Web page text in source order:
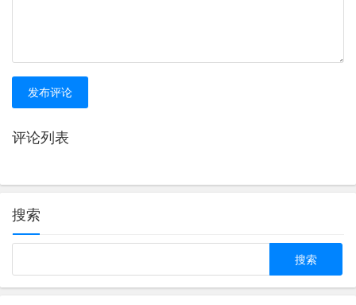
发布评论
评论列表
搜索